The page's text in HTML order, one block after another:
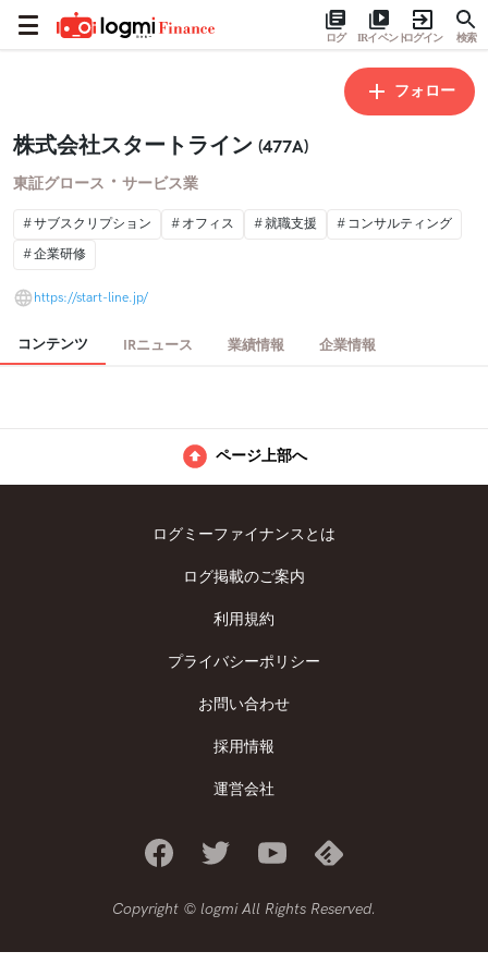
ログ IRイベントログイン 検索
フォロー
株式会社スタートライン (477A)
東証グロース ・ サービス業
サブスクリプション オフィス 就職支援
コンサルティング
企業研修
https://start-line.jp/
コンテンツ IRニュース 業績情報 企業情報
ページ上部へ
ログミーファイナンスとは
ログ掲載のご案内
利用規約
プライバシーポリシー
お問い合わせ
採用情報
運営会社
Copyright © logmi All Rights Reserved.